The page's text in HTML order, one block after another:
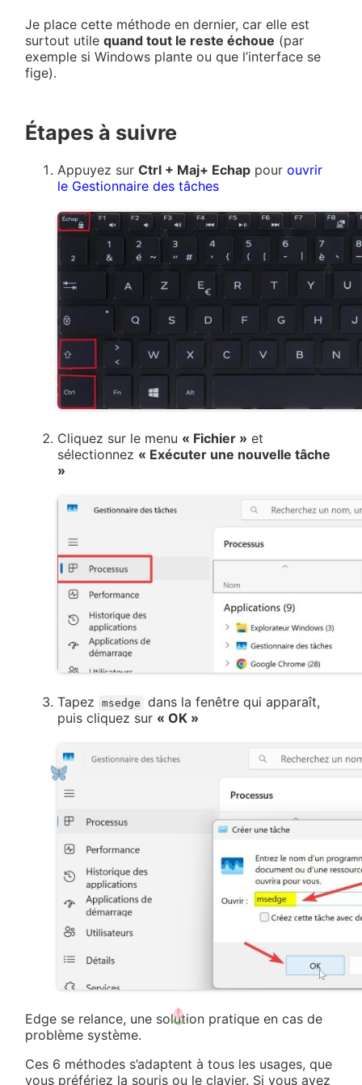
Je place cette méthode en dernier, car elle est
surtout utilequand tout le reste échoue (par
exemple si Windows plante ou que l’interface se
fige).
Étapes à suivre
Appuyez surCtrl + Maj+ Echap pourouvrir
le Gestionnaire des tâches
Cliquez sur le menu « Fichier » et
sélectionnez « Exécuter une nouvelle tâche
»
Tapez msedge
dans la fenêtre qui apparaît,
puis cliquez sur « OK »
Edge se relance, une solution pratique en cas de
problème système.
Ces 6 méthodes s’adaptent à tous les usages, que
vous préfériez la souris ou le clavier. Si vous avez